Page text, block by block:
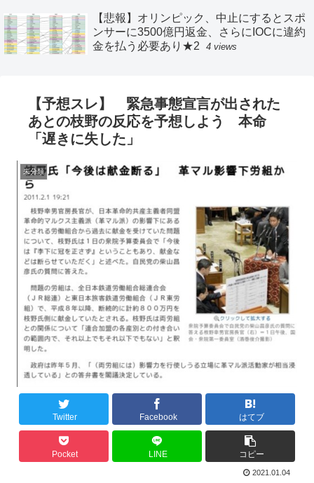
【悲報】オリンピック、中止にするとスポ
ンサーに3500億円返金、さらにIOCに違約
金を払う必要あり★2
4 views
【予想スレ】 緊急事態宣言が出された
あとの枝野の反応を予想しよう 本命
「遅きに失した」
未分類
Twitter Facebook はてブ
Pocket LINE コピー
2021.01.04